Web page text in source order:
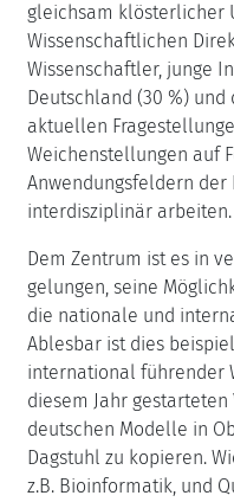
gleichsam klösterlicher
Wissenschaftlichen
Wissenschaftler, junge
Deutschland (30 %) und
aktuellen
Weichenstellungen auf
Anwendungsfeldern
interdisziplinär arbeiten.
Dem Zentrum ist es in
gelungen, seine
die nationale und
Ablesbar ist dies
international führender
diesem Jahr
deutschen Modelle in
Dagstuhl zu kopieren.
z.B. Bioinformatik, und